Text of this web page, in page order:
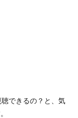
できるの？ と、気